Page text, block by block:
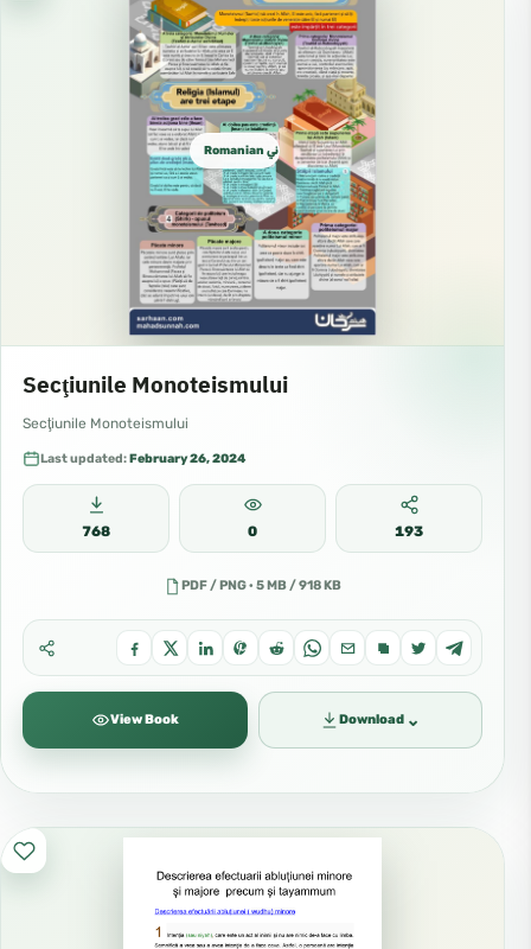
Romanian روماني
Secţiunile Monoteismului
Secţiunile Monoteismului
Last updated:February 26, 2024
768 0 193
PDF / PNG · 5 MB / 918 KB
View Book Download ⌄